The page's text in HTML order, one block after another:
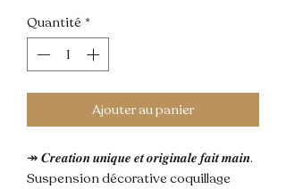
Quantité *
Ajouter au panier
↠ 𝑪𝒓𝒆𝒂𝒕𝒊𝒐𝒏 𝒖𝒏𝒊𝒒𝒖𝒆 𝒆𝒕 𝒐𝒓𝒊𝒈𝒊𝒏𝒂𝒍𝒆 𝒇𝒂𝒊𝒕 𝒎𝒂𝒊𝒏.
Suspension décorative coquillage